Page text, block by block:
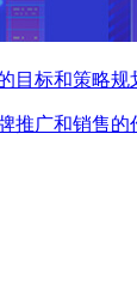
目标和策略规
推广和销售的